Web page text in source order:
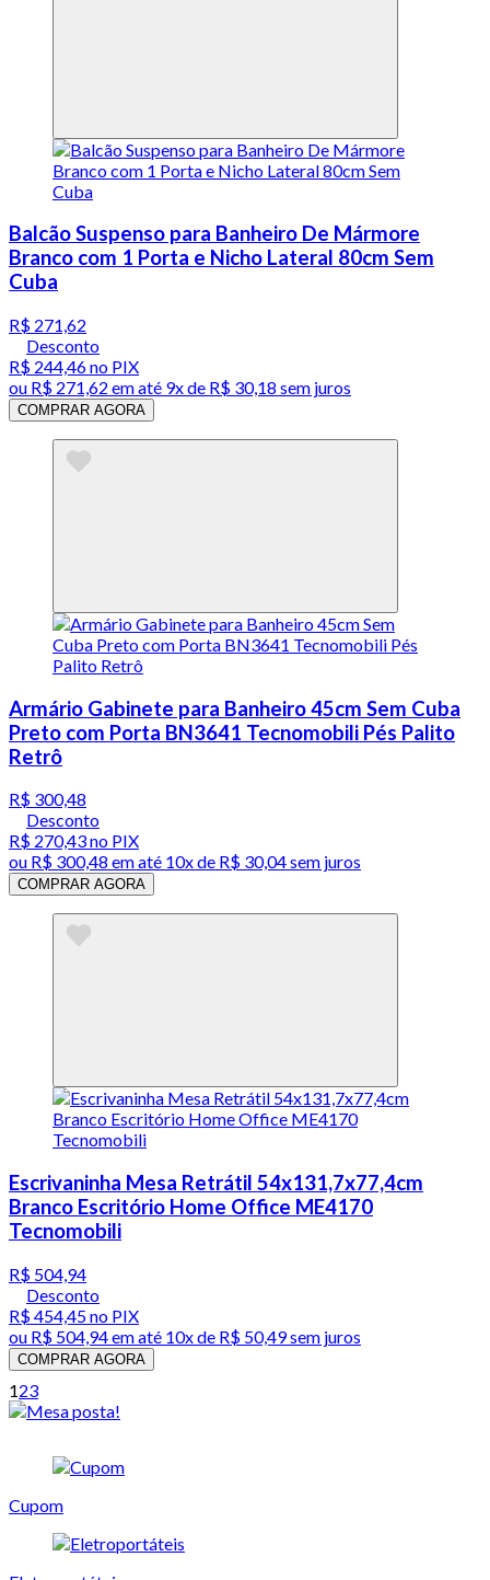
Balcão Suspenso para Banheiro De Mármore
Branco com 1 Porta e Nicho Lateral 80cm Sem
Cuba
R$ 271,62
Desconto
R$ 244,46no PIX
ou R$ 271,62 em até 9x de R$ 30,18 sem juros
COMPRAR AGORA
Armário Gabinete para Banheiro 45cm Sem Cuba
Preto com Porta BN3641 Tecnomobili Pés Palito
Retrô
R$ 300,48
Desconto
R$ 270,43no PIX
ou R$ 300,48 em até 10x de R$ 30,04 sem juros
COMPRAR AGORA
Escrivaninha Mesa Retrátil 54x131,7x77,4cm
Branco Escritório Home Office ME4170
Tecnomobili
R$ 504,94
Desconto
R$ 454,45no PIX
ou R$ 504,94em até 10x de R$ 50,49 sem juros
COMPRAR AGORA
123
Cupom